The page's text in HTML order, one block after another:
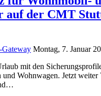
auf der CMT
Gateway Montag, 7. Januar
mit den
Wohnwagen. Jetzt weiter